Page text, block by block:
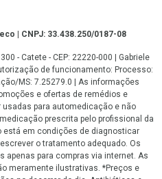
| CNPJ: 33.438.250/0187-08
- Catete - CEP: 22220-000 | Gabriele
de funcionamento: Processo:
MS: 7.25279.0 | As informações
e ofertas de remédios e
para automedicação e não
prescrita pelo profissional da
está em condições de diagnosticar
o tratamento adequado. Os
apenas para compras via internet. As
meramente ilustrativas. *Preços e